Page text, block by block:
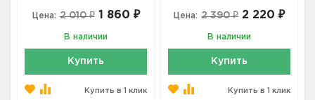
Цена: 2 010 ₽ 1 860 ₽
В наличии
Купить
Купить в 1 клик
Цена: 2 390 ₽ 2 220 ₽
В наличии
Купить
Купить в 1 клик